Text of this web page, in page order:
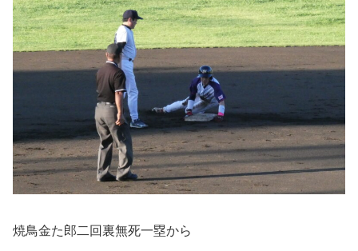
焼鳥金た郎二回裏無死一塁から